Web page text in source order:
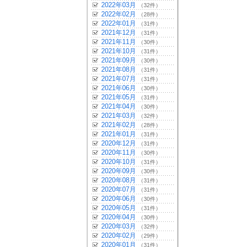
2022年03月 （32件）
2022年02月 （28件）
2022年01月 （31件）
2021年12月 （31件）
2021年11月 （30件）
2021年10月 （31件）
2021年09月 （30件）
2021年08月 （31件）
2021年07月 （31件）
2021年06月 （30件）
2021年05月 （31件）
2021年04月 （30件）
2021年03月 （32件）
2021年02月 （28件）
2021年01月 （31件）
2020年12月 （31件）
2020年11月 （30件）
2020年10月 （31件）
2020年09月 （30件）
2020年08月 （31件）
2020年07月 （31件）
2020年06月 （30件）
2020年05月 （31件）
2020年04月 （30件）
2020年03月 （32件）
2020年02月 （29件）
2020年01月 （31件）